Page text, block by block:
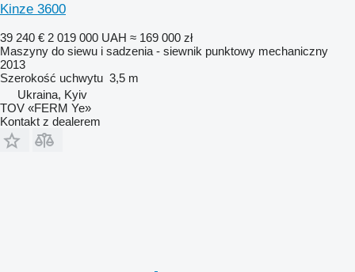
Kinze 3600
39 240 € 2 019 000 UAH ≈ 169 000 zł
Maszyny do siewu i sadzenia - siewnik punktowy mechaniczny
2013
Szerokość uchwytu 3,5 m
Ukraina, Kyiv
TOV «FERM Ye»
Kontakt z dealerem